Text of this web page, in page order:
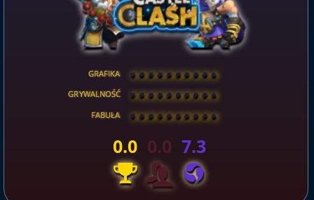
GRAFIKA [ \ \ \ \ \ \ \ \ ]
GRYWALNOŚĆ [ \ \ \ \ \ \ \ \ ]
FABUŁA [ \ \ \ \ \ \ \ \ ]
0.0 0.0 7.3